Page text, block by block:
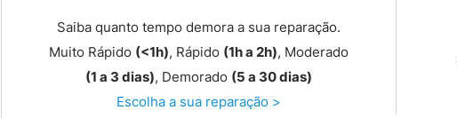
Saiba quanto tempo demora a sua reparação.
Muito Rápido (<1h), Rápido (1h a 2h), Moderado
(1 a 3 dias), Demorado (5 a 30 dias)
Escolha a sua reparação >